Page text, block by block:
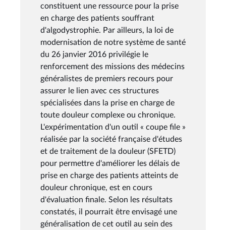
constituent une ressource pour la prise
en charge des patients souffrant
d'algodystrophie. Par ailleurs, la loi de
modernisation de notre système de santé
du 26 janvier 2016 privilégie le
renforcement des missions des médecins
généralistes de premiers recours pour
assurer le lien avec ces structures
spécialisées dans la prise en charge de
toute douleur complexe ou chronique.
L'expérimentation d'un outil « coupe file »
réalisée par la société française d'études
et de traitement de la douleur (SFETD)
pour permettre d'améliorer les délais de
prise en charge des patients atteints de
douleur chronique, est en cours
d'évaluation finale. Selon les résultats
constatés, il pourrait être envisagé une
généralisation de cet outil au sein des